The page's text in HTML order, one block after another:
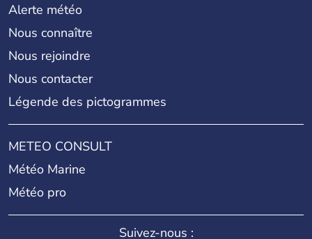
Alerte météo
Nous connaître
Nous rejoindre
Nous contacter
Légende des pictogrammes
METEO CONSULT
Météo Marine
Météo pro
Suivez-nous :